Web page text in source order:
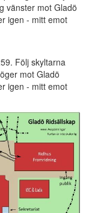
vänster mot Gladö
igen - mitt emot
Följ skyltarna
mot Gladö
igen - mitt emot